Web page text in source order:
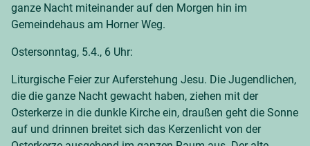
ganze Nacht miteinander auf den Morgen hin im
Gemeindehaus am Horner Weg.
Ostersonntag, 5.4., 6 Uhr:
Liturgische Feier zur Auferstehung Jesu. Die Jugendlichen,
die die ganze Nacht gewacht haben, ziehen mit der
Osterkerze in die dunkle Kirche ein, draußen geht die Sonne
auf und drinnen breitet sich das Kerzenlicht von der